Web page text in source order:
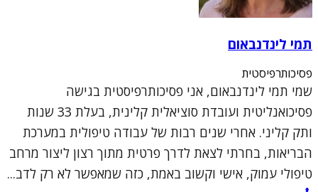
תמי לינדנבאום
פסיכותרפיסטית
שמי תמי לינדנבאום, אני פסיכותרפיסטית בגישה
פסיכואנליטית ועובדת סוציאלית קלינית, בעלת 33 שנות
ותק קליני. אחרי שנים רבות של עבודה טיפולית במערכת
הבריאות, בחרתי לצאת לדרך פרטית מתוך רצון ליצור מרחב
טיפולי עמוק, אישי וקשוב באמת, כזה שמאפשר לא רק לדב...